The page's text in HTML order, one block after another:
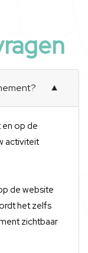
▼
en op de
activiteit
de website
het zelfs
zichtbaar